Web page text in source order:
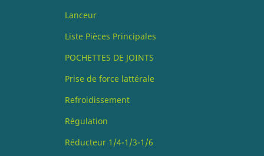
Lanceur
Liste Pièces Principales
POCHETTES DE JOINTS
Prise de force lattérale
Refroidissement
Régulation
Réducteur 1/4-1/3-1/6